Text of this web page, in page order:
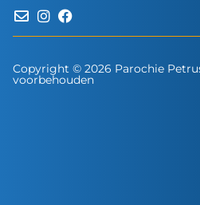
Copyright © 2026 Parochie
voorbehouden